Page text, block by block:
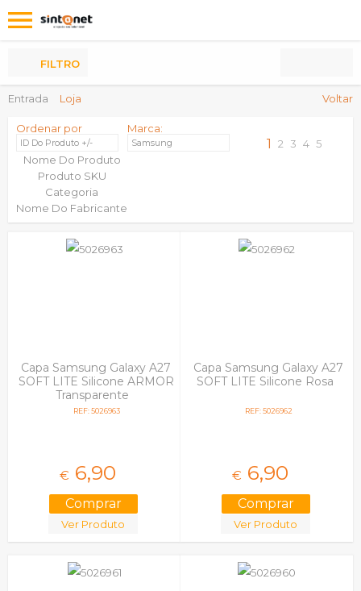
Entrada Loja Voltar
FILTRO
Ordenar por
ID Do Produto +/-
Nome Do Produto
Produto SKU
Categoria
Nome Do Fabricante
Marca:
Samsung 1 2 3 4 5
Capa Samsung Galaxy A27
SOFT LITE Silicone ARMOR
Transparente
REF: 5026963
€ 6,90
Ver Produto
Capa Samsung Galaxy A27
SOFT LITE Silicone Rosa
REF: 5026962
€ 6,90
Ver Produto